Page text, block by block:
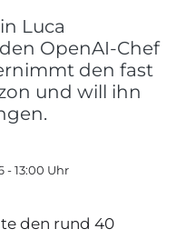
Luca
OpenAI-Chef
den fast
und will ihn
- 13:00 Uhr
den rund 40